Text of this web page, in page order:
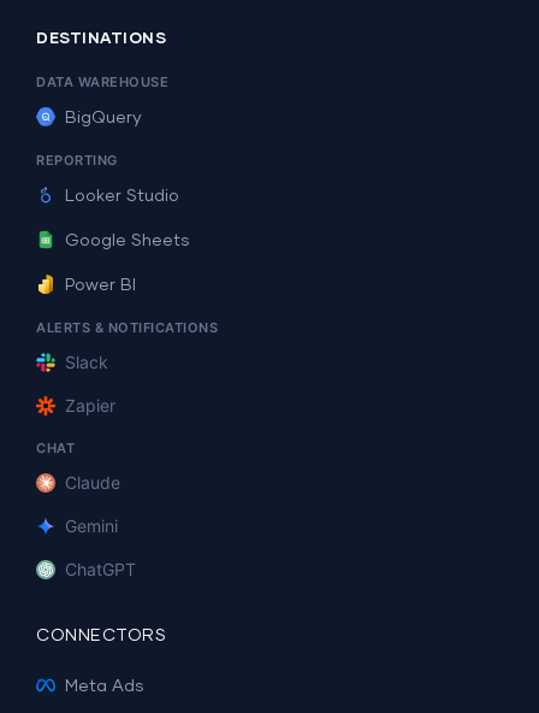
DESTINATIONS
DATA WAREHOUSE
BigQuery
REPORTING
Looker Studio
Google Sheets
Power BI
ALERTS & NOTIFICATIONS
Slack
Zapier
CHAT
Claude
Gemini
ChatGPT
CONNECTORS
Meta Ads